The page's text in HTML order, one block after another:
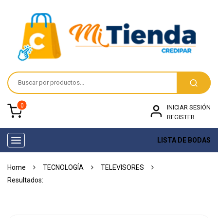
0
INICIAR SESIÓN
REGISTER
Toggle
navigation
LISTA DE BODAS
Home TECNOLOGÍA TELEVISORES